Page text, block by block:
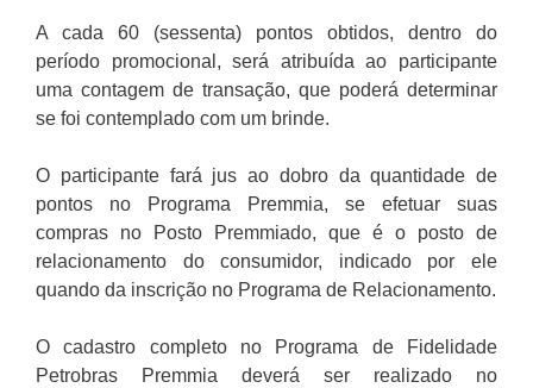
A cada 60 (sessenta) pontos obtidos, dentro do
período promocional, será atribuída ao participante
uma contagem de transação, que poderá determinar
se foi contemplado com um brinde.
O participante fará jus ao dobro da quantidade de
pontos no Programa Premmia, se efetuar suas
compras no Posto Premmiado, que é o posto de
relacionamento do consumidor, indicado por ele
quando da inscrição no Programa de Relacionamento.
O cadastro completo no Programa de Fidelidade
Petrobras Premmia deverá ser realizado no